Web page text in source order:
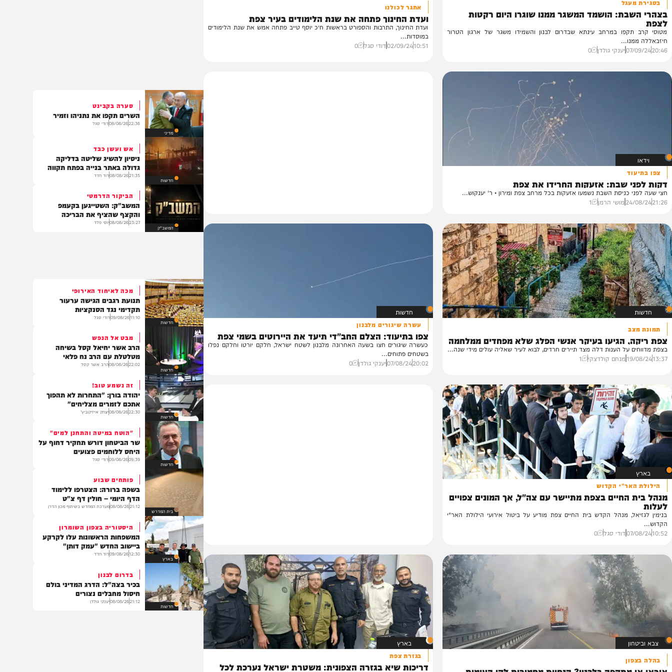
הושמד המשגר ממנו שוגרו היום רקטות
במרחב עינתא שבדרום לבנון והשמידו משגר של ארגון הטרור
אתגר לכולנו
ועדת החינוך פתחה את שנת הלימודים בעיר צפת
ועדת החינוך, התרבות והספורט בראשות ח״כ יוסף טייב פתחה אמש את שנת הלימודים
במוסדות...
שבת: אזעקות החרידו את צפת
מושי הרמן 1
מנחם קולדצקי 1
חדשות
עשרה שיגורים מלבנון
צפו בתיעוד: הצלם החב"די תיעד את היירוטים בשמי צפת
בשטחים פתוחים...
20:02
הקדוש
החיים בצפת מתיישר עם צה"ל, אך המונים צפויים
מנהל הקדש בית החיים צפת מודיע על ביטול אירועי הילולת האר"י
דודי סגל 0
מדיני
סערה בקבינט
השרים תקפו את נתניהו וזמיר
22:36
חדשות
אש ועשן כבד
ניסיון להשיג שליטה בדליקה
גדולה באתר בנייה בפתח תקווה
21:35
08/08/26דוד חדד
הביקור הדרמטי
המשב"ק: השטייגען בקעמפ
חדשות
מכה לאיחוד האירופי
תקדימי נגד הסנקציות
11:10
09/08/26דודי סגל
חדשות
מבט אל הנפש
הרב אשר יחיאל קסל בשיחה
מטלטלת עם הרב נח פלאי
22:02
08/08/26הרב אשר קסל
חדשות
יהודה בורן: "התחרות לא תהפוך
אתכם לזמרים מצליחים"
22:30
08/08/26יצחק אייזיקוביץ'
חדשות
שר הביטחון דורש תחקיר דחוף על
היחס ללוחמים פצועים
09:39
09/08/26דודי סגל
בית המדרש
בשפה ברורה: הצטרפו ללימוד
הדף היומי – חולין דף צ"ט
21:12
08/08/26מערכת המחדש בשיתוף מכון הדרן
בארץ
היסטוריה בצפון השומרון
המשפחות הראשונות עלו לקרקע
ביישוב החדש "עמק דותן"
12:30
09/08/26דוד חדד